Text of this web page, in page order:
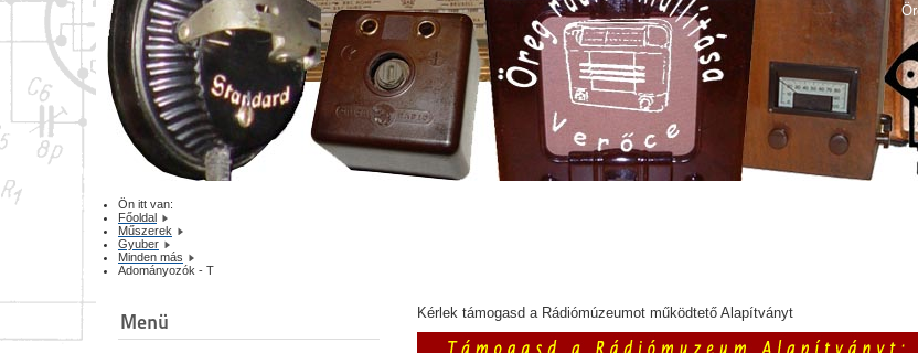
Ön itt van:
Főoldal
Műszerek
Gyuber
Minden más
Adományozók - T
Menü Kérlek támogasd a Rádiómúzeumot működtető Alapítványt